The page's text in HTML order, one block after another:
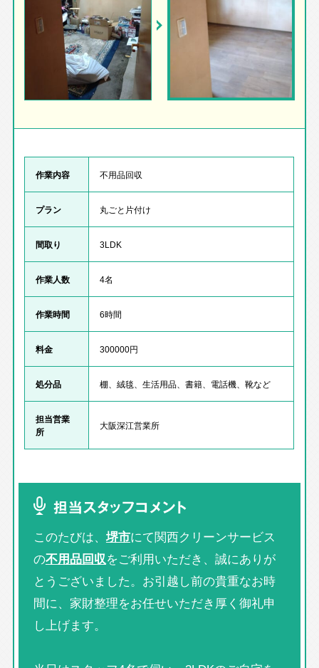
作業内容 不用品回収
プラン 丸ごと片付け
間取り 3LDK
作業人数 4名
作業時間 6時間
料金 300000円
処分品 棚、絨毯、生活用品、書籍、電話機、靴など
担当営業
所
大阪深江営業所
担当スタッフコメント
このたびは、 堺市にて関西クリーンサービス
の不用品回収をご利用いただき、誠にありが
とうございました。お引越し前の貴重なお時
間に、家財整理をお任せいただき厚く御礼申
し上げます。